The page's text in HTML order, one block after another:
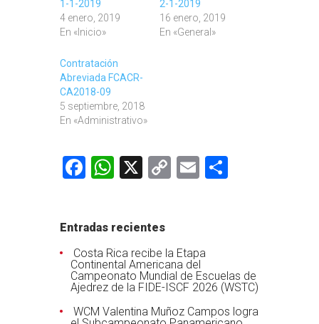
1-1-2019
4 enero, 2019
En «Inicio»
2-1-2019
16 enero, 2019
En «General»
Contratación
Abreviada FCACR-
CA2018-09
5 septiembre, 2018
En «Administrativo»
Facebook
WhatsApp
X
CopyEmail
Entradas recientes
Costa Rica recibe la Etapa
Continental Americana del
Campeonato Mundial de Escuelas de
Ajedrez de la FIDE-ISCF 2026 (WSTC)
WCM Valentina Muñoz Campos logra